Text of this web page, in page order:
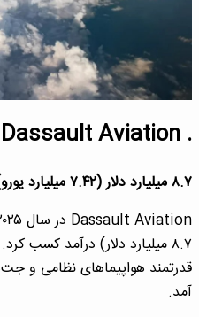
. Dassault Aviation
۸.۷ میلیارد دلار (۷.۴۲ میلیارد یورو)
۸.۷ میلیارد دلار) درآمد کسب
قدرتمند هواپیماهای نظامی
آمد.